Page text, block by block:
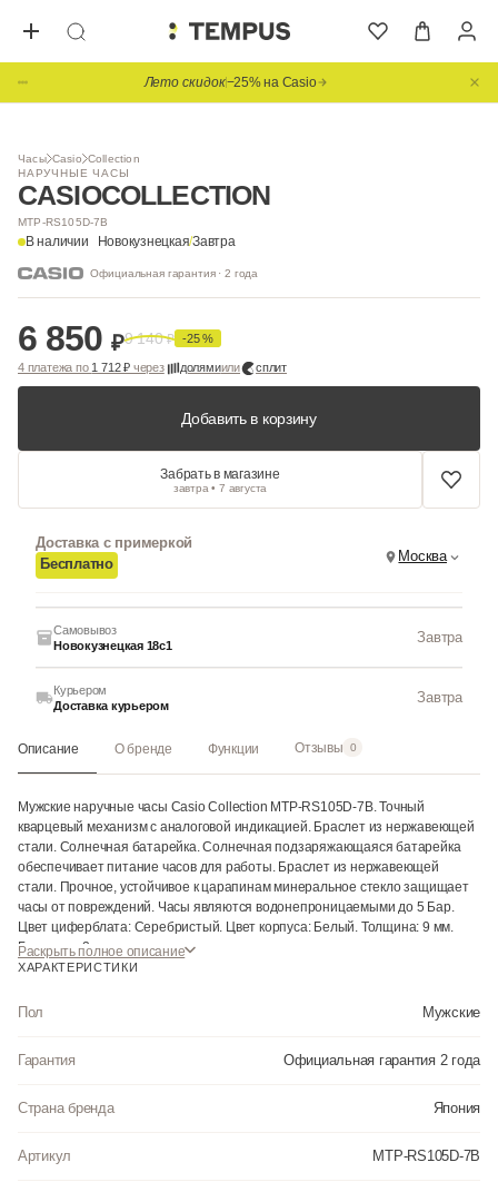
Лето скидок−25% на Casio
Часы Casio Collection
НАРУЧНЫЕ ЧАСЫ
CASIOCOLLECTION
MTP-RS105D-7B
В наличии Новокузнецкая/Завтра
Официальная гарантия · 2 года
6 850 ₽9 140₽ -25 %
4 платежа по 1 712 ₽через долямиили сплит
Добавить в корзину
Забрать в магазине
завтра • 7 августа
Доставка с примеркой
Бесплатно
Москва
Самовывоз
Новокузнецкая 18с1
Завтра
Курьером
Доставка курьером
Завтра
Описание О бренде Функции Отзывы 0
Мужские наручные часы Casio Collection MTP-RS105D-7B. Точный
кварцевый механизм с аналоговой индикацией. Браслет из нержавеющей
стали. Солнечная батарейка. Солнечная подзаряжающаяся батарейка
обеспечивает питание часов для работы. Браслет из нержавеющей
стали. Прочное, устойчивое к царапинам минеральное стекло защищает
часы от повреждений. Часы являются водонепроницаемыми до 5 Бар.
Цвет циферблата: Серебристый. Цвет корпуса: Белый. Толщина: 9 мм.
Гарантия: 2 года.
Раскрыть полное описание
ХАРАКТЕРИСТИКИ
Пол Мужские
Гарантия Официальная гарантия 2 года
Страна бренда Япония
Артикул MTP-RS105D-7B